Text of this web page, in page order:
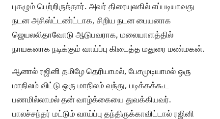
புகழும் பெற்றிருந்தார். அவர் திரையுலகில் எப்படியாவது
நடன அசிஸ்ட்டண்ட்டாக, சிறிய நடன பையனாக
ஜெயலலிதாவோடு ஆடுபவராக, மலையாளத்தில்
நாயகனாக நடிக்கும் வாய்ப்பு கிடைத்த மதுரை மண்மகன்.
ஆனால் ரஜினி தமிழே தெரியாமல், பேசமுடியாமல் ஒரு
மாநிலம் விட்டு ஒரு மாநிலம் வந்து, படிக்கக்கூட
பணமில்லாமல் தன் வாழ்க்கையை துவக்கியவர்.
பாலச்சந்தர் மட்டும் வாய்ப்பு தந்திருக்காவிட்டால் ரஜினி